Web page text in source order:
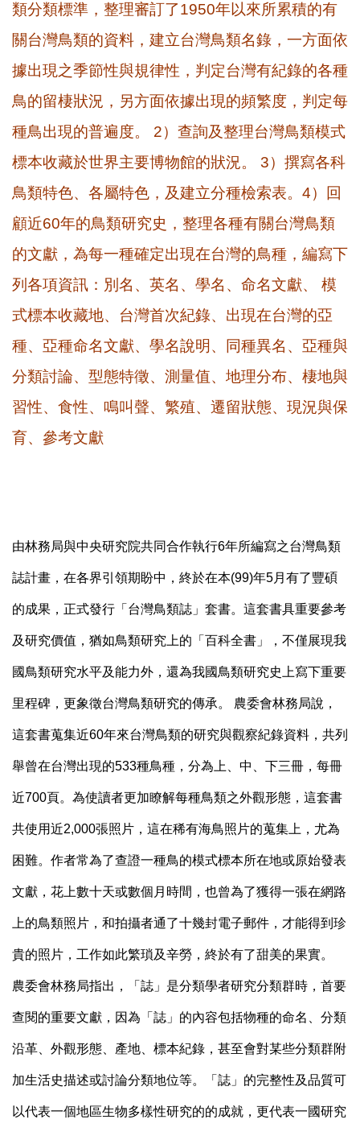
類分類標準，整理審訂了1950年以來所累積的有
關台灣鳥類的資料，建立台灣鳥類名錄，一方面依
據出現之季節性與規律性，判定台灣有紀錄的各種
鳥的留棲狀況，另方面依據出現的頻繁度，判定每
種鳥出現的普遍度。 2）查詢及整理台灣鳥類模式
標本收藏於世界主要博物館的狀況。 3）撰寫各科
鳥類特色、各屬特色，及建立分種檢索表。4）回
顧近60年的鳥類研究史，整理各種有關台灣鳥類
的文獻，為每一種確定出現在台灣的鳥種，編寫下
列各項資訊：別名、英名、學名、命名文獻、 模
式標本收藏地、台灣首次紀錄、出現在台灣的亞
種、亞種命名文獻、學名說明、同種異名、亞種與
分類討論、型態特徵、測量值、地理分布、棲地與
習性、食性、鳴叫聲、繁殖、遷留狀態、現況與保
育、參考文獻
由林務局與中央研究院共同合作執行6年所編寫之台灣鳥類
誌計畫，在各界引領期盼中，終於在本(99)年5月有了豐碩
的成果，正式發行「台灣鳥類誌」套書。這套書具重要參考
及研究價值，猶如鳥類研究上的「百科全書」，不僅展現我
國鳥類研究水平及能力外，還為我國鳥類研究史上寫下重要
里程碑，更象徵台灣鳥類研究的傳承。 農委會林務局說，
這套書蒐集近60年來台灣鳥類的研究與觀察紀錄資料，共列
舉曾在台灣出現的533種鳥種，分為上、中、下三冊，每冊
近700頁。為使讀者更加瞭解每種鳥類之外觀形態，這套書
共使用近2,000張照片，這在稀有海鳥照片的蒐集上，尤為
困難。作者常為了查證一種鳥的模式標本所在地或原始發表
文獻，花上數十天或數個月時間，也曾為了獲得一張在網路
上的鳥類照片，和拍攝者通了十幾封電子郵件，才能得到珍
貴的照片，工作如此繁瑣及辛勞，終於有了甜美的果實。
農委會林務局指出，「誌」是分類學者研究分類群時，首要
查閱的重要文獻，因為「誌」的內容包括物種的命名、分類
沿革、外觀形態、產地、標本紀錄，甚至會對某些分類群附
加生活史描述或討論分類地位等。「誌」的完整性及品質可
以代表一個地區生物多樣性研究的的成就，更代表一國研究